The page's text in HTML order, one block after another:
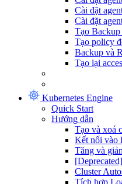
Cài đặt
Cài đặt
Tạo
Tạo policy
Backup và
Tạo lại
Kubernetes Engine
Quick Start
Hướng dẫn
Tạo và xoá
Kết nối vào
Tăng và
Cluster
Tích hợp